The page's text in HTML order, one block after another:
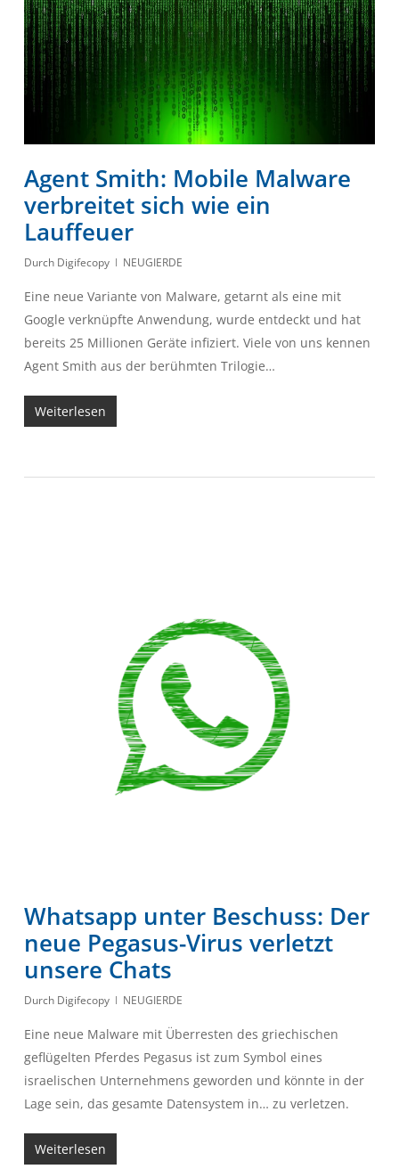
Agent Smith: Mobile Malware
verbreitet sich wie ein
Lauffeuer
Durch Digifecopy NEUGIERDE
Eine neue Variante von Malware, getarnt als eine mit
Google verknüpfte Anwendung, wurde entdeckt und hat
bereits 25 Millionen Geräte infiziert. Viele von uns kennen
Agent Smith aus der berühmten Trilogie…
Weiterlesen
Whatsapp unter Beschuss: Der
neue Pegasus-Virus verletzt
unsere Chats
Durch Digifecopy NEUGIERDE
Eine neue Malware mit Überresten des griechischen
geflügelten Pferdes Pegasus ist zum Symbol eines
israelischen Unternehmens geworden und könnte in der
Lage sein, das gesamte Datensystem in… zu verletzen.
Weiterlesen